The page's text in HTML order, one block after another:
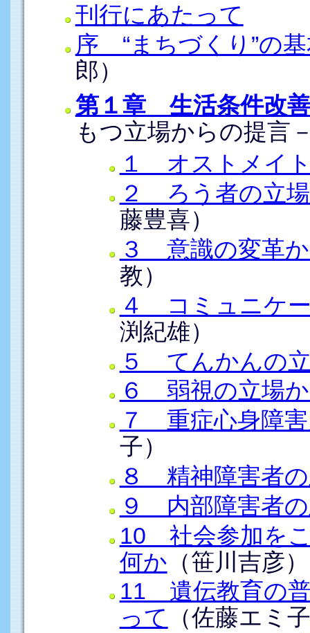
刊行にあたって
序 “まちづくり”の
郎）
第１章 生活条件改
もつ立場からの提言
１ オストメイ
２ ろう者の立
藤豊喜）
３ 意識の変革
教）
４ コミュニケ
渕紀雄）
５ てんかんの
６ 弱視の立場
７ 重症心身障
子）
８ 精神障害者
９ 内部障害者
10 社会参加を
何か （笹川吉彦）
11 遺伝教育の
って
（佐藤エミ